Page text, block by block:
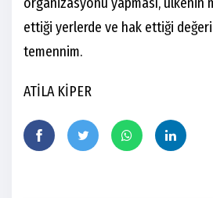
ettiği yerlerde ve hak ettiği
temennim.
ATİLA KİPER